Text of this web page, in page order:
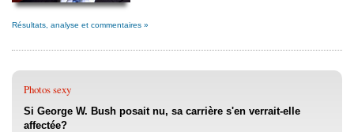
Résultats, analyse et commentaires »
Photos sexy
Si George W. Bush posait nu, sa carrière s'en verrait-elle
affectée?